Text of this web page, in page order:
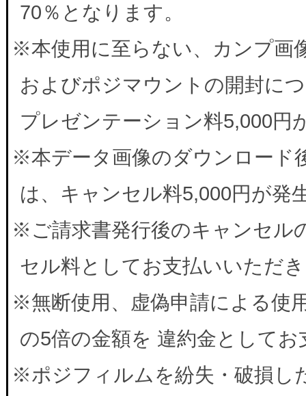
70％となります。
※本使用に至らない、カンプ画
およびポジマウントの開封に
プレゼンテーション料5,000円
※本データ画像のダウンロード
は、キャンセル料5,000円が発
※ご請求書発行後のキャンセル
セル料としてお支払いいただ
※無断使用、虚偽申請による使
の5倍の金額を 違約金として
※ポジフィルムを紛失・破損し